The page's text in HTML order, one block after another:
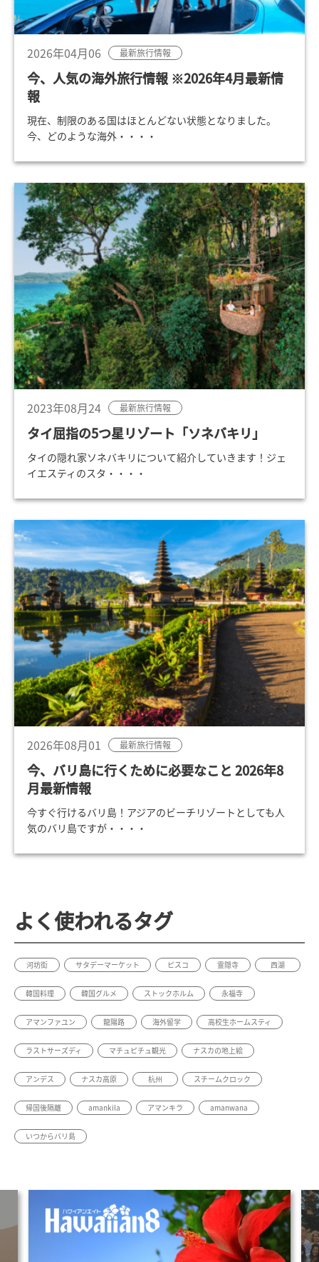
2026年04月06 最新旅行情報
今、人気の海外旅行情報 ※2026年4月最新情
報
現在、制限のある国はほとんどない状態となりました。
今、どのような海外・・・・
2023年08月24 最新旅行情報
タイ屈指の5つ星リゾート「ソネバキリ」
タイの隠れ家ソネバキリについて紹介していきます！ジェ
イエスティのスタ・・・・
2026年08月01 最新旅行情報
今、バリ島に行くために必要なこと 2026年8
月最新情報
今すぐ行けるバリ島！アジアのビーチリゾートとしても人
気のバリ島ですが・・・・
よく使われるタグ
河坊街 サタデーマーケット ピスコ 霊隠寺 西湖
韓国料理 韓国グルメ ストックホルム 永福寺
アマンファユン 龍陽路 海外留学 高校生ホームスティ
ラストサーズディ マチュピチュ観光 ナスカの地上絵
アンデス ナスカ高原 杭州 スチームクロック
帰国後隔離 amankila アマンキラ amanwana
いつからバリ島